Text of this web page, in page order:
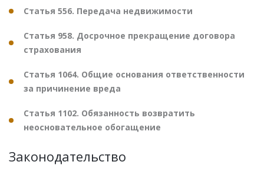
Статья 556. Передача недвижимости
Статья 958. Досрочное прекращение договора
страхования
Статья 1064. Общие основания ответственности
за причинение вреда
Статья 1102. Обязанность возвратить
неосновательное обогащение
Законодательство